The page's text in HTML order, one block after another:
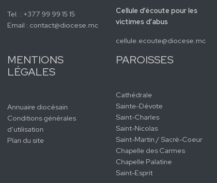
Tel. : +377 99 99 15 15
Email : contact@diocese.mc
Cellule d’écoute pour les
victimes d’abus
cellule.ecoute@diocese.mc
MENTIONS
LÉGALES
Annuaire diocésain
Conditions générales
d’utilisation
Plan du site
PAROISSES
Cathédrale
Sainte-Dévote
Saint-Charles
Saint-Nicolas
Saint-Martin / Sacré-Coeur
Chapelle des Carmes
Chapelle Palatine
Saint-Esprit